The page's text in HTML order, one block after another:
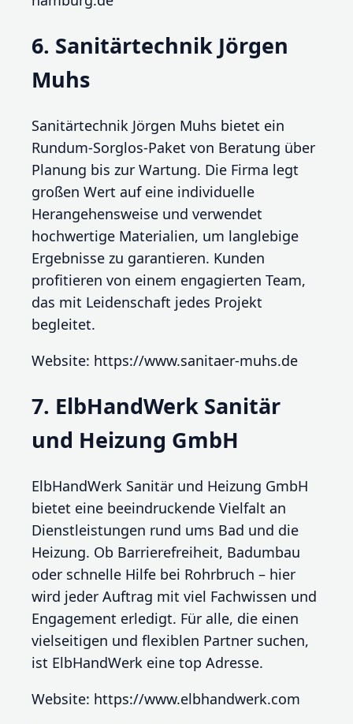
6. Sanitärtechnik Jörgen
Muhs
Sanitärtechnik Jörgen Muhs bietet ein
Rundum-Sorglos-Paket von Beratung über
Planung bis zur Wartung. Die Firma legt
großen Wert auf eine individuelle
Herangehensweise und verwendet
hochwertige Materialien, um langlebige
Ergebnisse zu garantieren. Kunden
profitieren von einem engagierten Team,
das mit Leidenschaft jedes Projekt
begleitet.
Website: https://www.sanitaer-muhs.de
7. ElbHandWerk Sanitär
und Heizung GmbH
ElbHandWerk Sanitär und Heizung GmbH
bietet eine beeindruckende Vielfalt an
Dienstleistungen rund ums Bad und die
Heizung. Ob Barrierefreiheit, Badumbau
oder schnelle Hilfe bei Rohrbruch – hier
wird jeder Auftrag mit viel Fachwissen und
Engagement erledigt. Für alle, die einen
vielseitigen und flexiblen Partner suchen,
ist ElbHandWerk eine top Adresse.
Website: https://www.elbhandwerk.com